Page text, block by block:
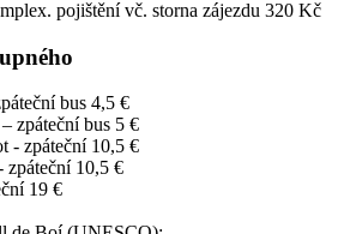
pojištění vč. storna zájezdu 320 Kč
bus 4,5 €
zpáteční bus 5 €
- zpáteční 10,5 €
10,5 €
19 €